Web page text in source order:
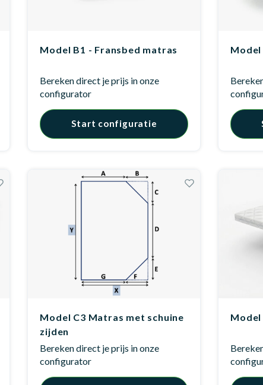
Model B1 - Fransbed matras
Bereken direct je prijs in onze
configurator
Start configuratie
Model
Model C3 Matras met schuine
zijden
Bereken direct je prijs in onze
configurator
Model